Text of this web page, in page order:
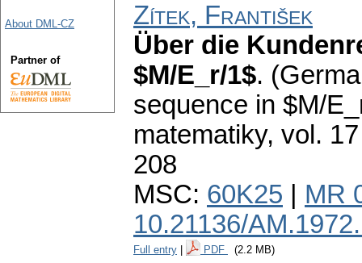
Zítek, František
Über die
$M/E_r/1$.
sequence in $M/
matematiky, vol.
208
MSC: 60K25
MR
10.21136/
Full entry PDF (2.2 MB)
About DML-CZ
Partner of